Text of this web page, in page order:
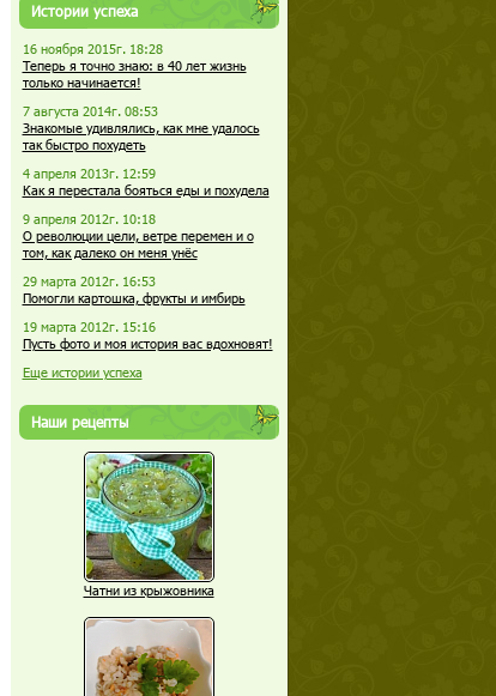
Истории успеха
16 ноября 2015г. 18:28
Теперь я точно знаю: в 40 лет жизнь
только начинается!
7 августа 2014г. 08:53
Знакомые удивлялись, как мне удалось
так быстро похудеть
4 апреля 2013г. 12:59
Как я перестала бояться еды и похудела
9 апреля 2012г. 10:18
О революции цели, ветре перемен и о
том, как далеко он меня унёс
29 марта 2012г. 16:53
Помогли картошка, фрукты и имбирь
19 марта 2012г. 15:16
Пусть фото и моя история вас вдохновят!
Еще истории успеха
Наши рецепты
Чатни из крыжовника